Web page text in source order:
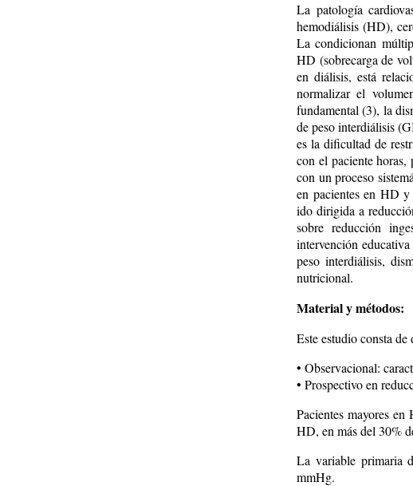
La patología
hemodiálisis (HD),
La condicionan
HD (sobrecarga de
en diálisis, está
normalizar el
fundamental (3), la
de peso interdiálisis
es la dificultad de
con el paciente
con un proceso
en pacientes en HD
ido dirigida a
sobre reducción
intervención
peso interdiálisis,
nutricional.
Material y métodos:
Este estudio consta de
• Observacional:
• Prospectivo en
Pacientes mayores
HD, en más del 30%
La variable primaria
mmHg.